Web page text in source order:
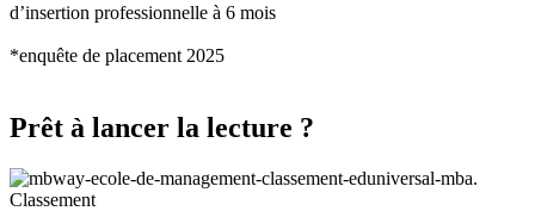
d’insertion professionnelle à 6 mois
*enquête de placement 2025
Prêt à lancer la lecture ?
Classement